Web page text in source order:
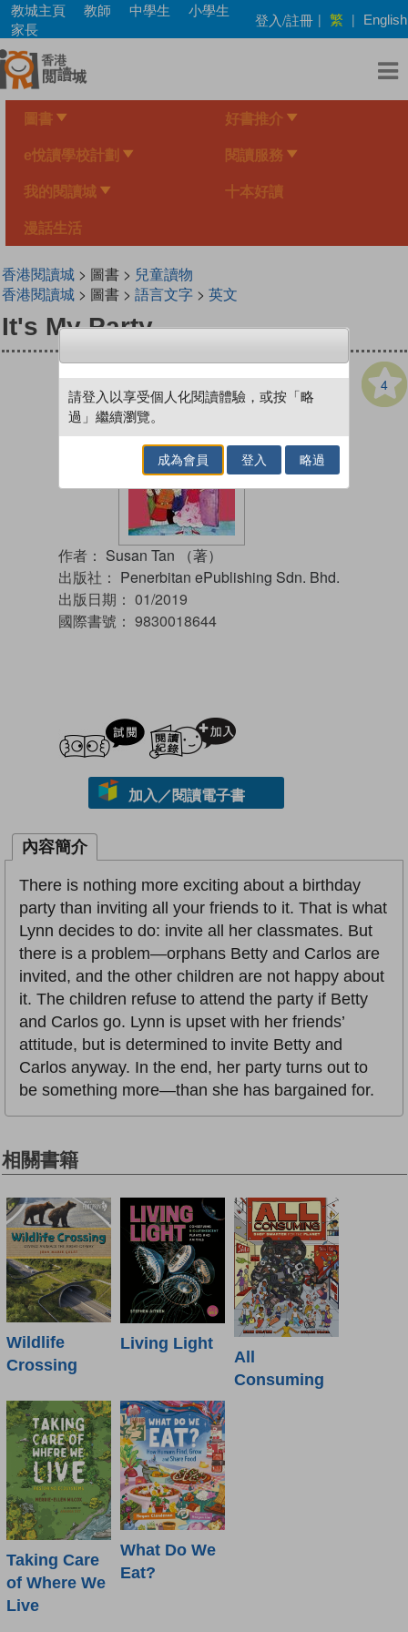
Skip
main
content
教城主頁 教師 中學生
小學生
家長
登入/註冊 | 繁 | English
圖書 好書推介
e悅讀學校計劃 閱讀服務
我的閱讀城 十本好讀
漫話生活
香港閱讀城> 圖書 > 兒童讀物
香港閱讀城> 圖書 > 語言文字> 英文
It's My Party
4
作者： Susan Tan （著）
出版社： Penerbitan ePublishing Sdn. Bhd.
出版日期： 01/2019
國際書號： 9830018644
試閲
加入／閱讀電子書
內容簡介
There is nothing more exciting about a birthday
party than inviting all your friends to it. That is what
Lynn decides to do: invite all her classmates. But
there is a problem—orphans Betty and Carlos are
invited, and the other children are not happy about
it. The children refuse to attend the party if Betty
and Carlos go. Lynn is upset with her friends’
attitude, but is determined to invite Betty and
Carlos anyway. In the end, her party turns out to
be something more—than she has bargained for.
相關書籍
Wildlife
Crossing
Living Light
All
Consuming
Taking Care
of Where We
Live
What Do We
Eat?
請登入以享受個人化閱讀體驗，或按「略
過」繼續瀏覽。
成為會員 登入 略過